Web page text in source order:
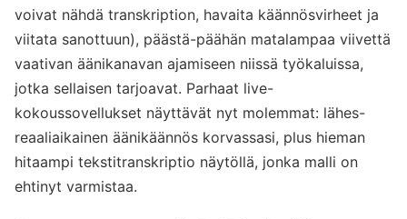
voivat nähdä transkription, havaita käännösvirheet ja
viitata sanottuun), päästä-päähän matalampaa viivettä
vaativan äänikanavan ajamiseen niissä työkaluissa,
jotka sellaisen tarjoavat. Parhaat live-
kokoussovellukset näyttävät nyt molemmat: lähes-
reaaliaikainen äänikäännös korvassasi, plus hieman
hitaampi tekstitranskriptio näytöllä, jonka malli on
ehtinyt varmistaa.